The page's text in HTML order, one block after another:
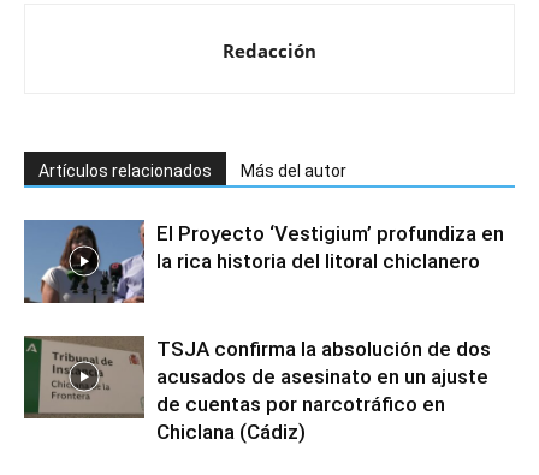
Redacción
Artículos relacionados Más del autor
El Proyecto ‘Vestigium’ profundiza en
la rica historia del litoral chiclanero
TSJA confirma la absolución de dos
acusados de asesinato en un ajuste
de cuentas por narcotráfico en
Chiclana (Cádiz)